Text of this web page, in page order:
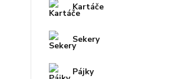
Kartáče
Sekery
Pájky